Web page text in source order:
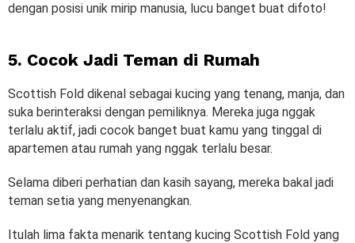
dengan posisi unik mirip manusia, lucu banget buat difoto!
5. Cocok Jadi Teman di Rumah
Scottish Fold dikenal sebagai kucing yang tenang, manja, dan
suka berinteraksi dengan pemiliknya. Mereka juga nggak
terlalu aktif, jadi cocok banget buat kamu yang tinggal di
apartemen atau rumah yang nggak terlalu besar.
Selama diberi perhatian dan kasih sayang, mereka bakal jadi
teman setia yang menyenangkan.
Itulah lima fakta menarik tentang kucing Scottish Fold yang